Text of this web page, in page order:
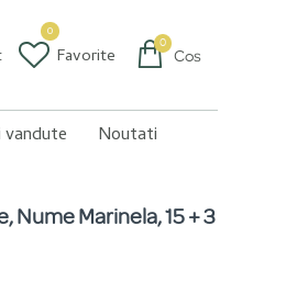
Favorite
0
Coș
0
vandute Noutati
Nume Marinela, 15 + 3